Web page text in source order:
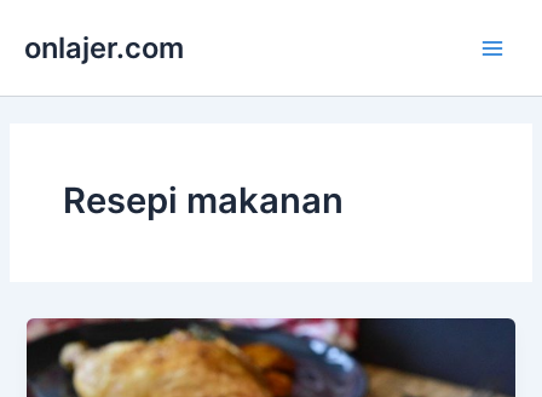
onlajer.com
Resepi makanan